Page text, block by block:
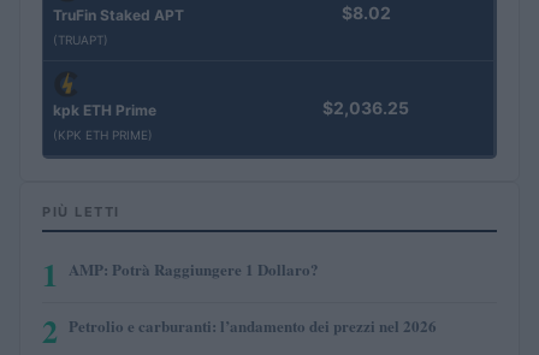
TruFin Staked APT
(TRUAPT)
$8.02
kpk ETH Prime
(KPK ETH PRIME)
$2,036.25
PIÙ LETTI
1 AMP: Potrà Raggiungere 1 Dollaro?
2 Petrolio e carburanti: l’andamento dei prezzi nel 2026